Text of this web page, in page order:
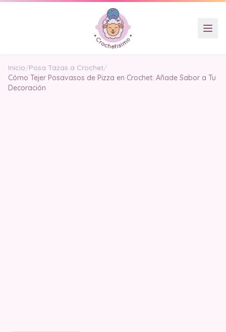
Inicio/Posa Tazas a Crochet/
Cómo Tejer Posavasos de Pizza en Crochet: Añade Sabor a Tu
Decoración